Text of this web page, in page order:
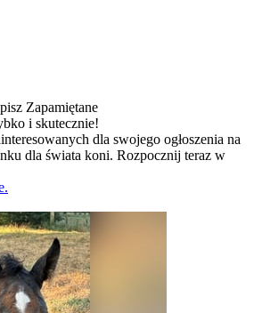
Zapamiętane
i skutecznie!
dla swojego ogłoszenia na
dla świata koni. Rozpocznij teraz w